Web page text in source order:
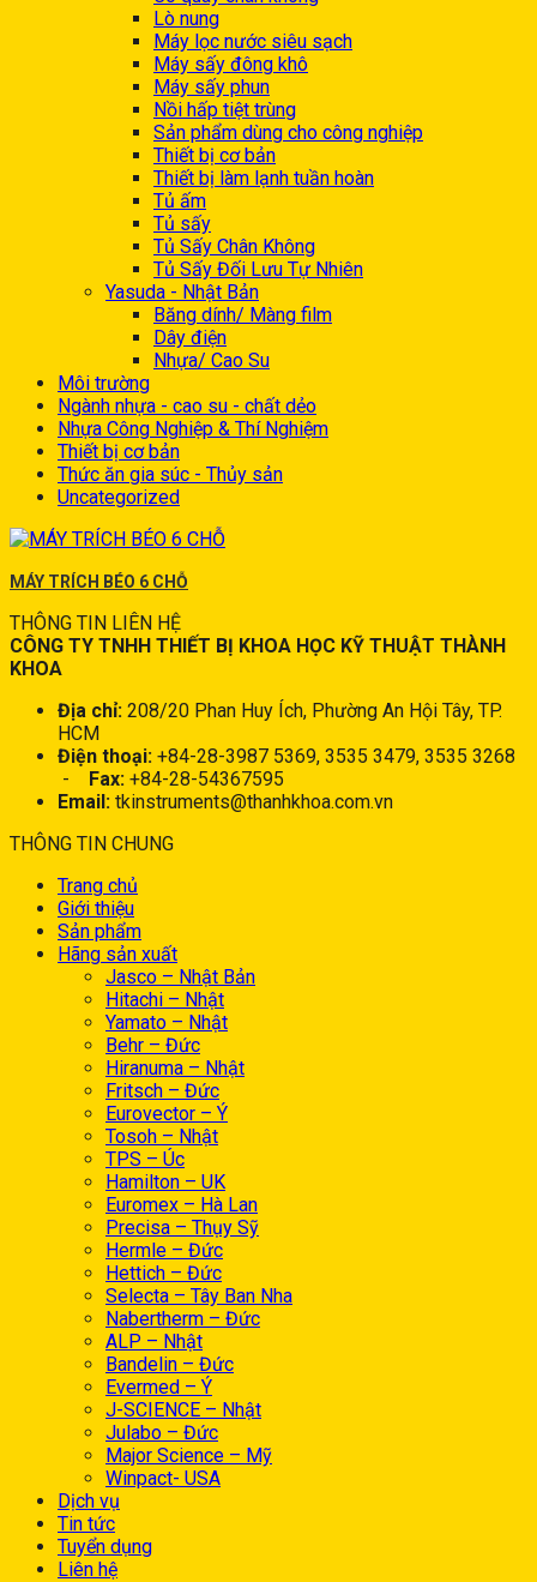
Lò nung
Máy lọc nước siêu sạch
Máy sấy đông khô
Máy sấy phun
Nồi hấp tiệt trùng
Sản phẩm dùng cho công nghiệp
Thiết bị cơ bản
Thiết bị làm lạnh tuần hoàn
Tủ ấm
Tủ sấy
Tủ Sấy Chân Không
Tủ Sấy Đối Lưu Tự Nhiên
Yasuda - Nhật Bản
Băng dính/ Màng film
Dây điện
Nhựa/ Cao Su
Môi trường
Ngành nhựa - cao su - chất dẻo
Nhựa Công Nghiệp & Thí Nghiệm
Thiết bị cơ bản
Thức ăn gia súc - Thủy sản
Uncategorized
MÁY TRÍCH BÉO 6 CHỖ
THÔNG TIN LIÊN HỆ
CÔNG TY TNHH THIẾT BỊ KHOA HỌC KỸ THUẬT THÀNH
KHOA
Địa chỉ: 208/20 Phan Huy Ích, Phường An Hội Tây, TP.
HCM
Điện thoại: +84-28-3987 5369, 3535 3479, 3535 3268
- Fax: +84-28-54367595
Email: tkinstruments@thanhkhoa.com.vn
THÔNG TIN CHUNG
Trang chủ
Giới thiệu
Sản phẩm
Hãng sản xuất
Jasco – Nhật Bản
Hitachi – Nhật
Yamato – Nhật
Behr – Đức
Hiranuma – Nhật
Fritsch – Đức
Eurovector – Ý
Tosoh – Nhật
TPS – Úc
Hamilton – UK
Euromex – Hà Lan
Precisa – Thụy Sỹ
Hermle – Đức
Hettich – Đức
Selecta – Tây Ban Nha
Nabertherm – Đức
ALP – Nhật
Bandelin – Đức
Evermed – Ý
J-SCIENCE – Nhật
Julabo – Đức
Major Science – Mỹ
Winpact- USA
Dịch vụ
Tin tức
Tuyển dụng
Liên hệ